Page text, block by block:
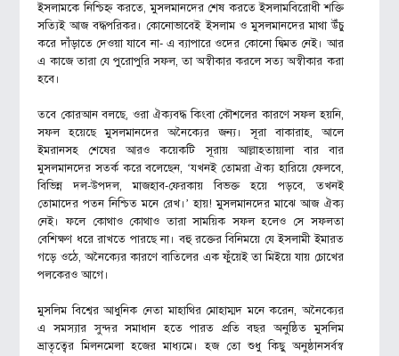
ইসলামকে নিশ্চিহ্ন করতে, মুসলমানদের শেষ করতে ইসলামবিরোধী শক্তি
সত্যিই আজ বদ্ধপরিকর। কোনোভাবেই ইসলাম ও মুসলমানদের মাথা উঁচু
করে দাঁড়াতে দেওয়া যাবে না- এ ব্যাপারে ওদের কোনো দ্বিমত নেই। আর
এ কাজে তারা যে পুরোপুরি সফল, তা অস্বীকার করলে সত্য অস্বীকার করা
হবে।
তবে কোরআন বলছে, ওরা ঐক্যবদ্ধ কিংবা কৌশলের কারণে সফল হয়নি,
সফল হয়েছে মুসলমানদের অনৈক্যের জন্য। সূরা বাকারাহ, আলে
ইমরানসহ শেষের আরও কয়েকটি সূরায় আল্লাহতায়ালা বার বার
মুসলমানদের সতর্ক করে বলেছেন, ‘যখনই তোমরা ঐক্য হারিয়ে ফেলবে,
বিভিন্ন দল-উপদল, মাজহাব-ফেরকায় বিভক্ত হয়ে পড়বে, তখনই
তোমাদের পতন নিশ্চিত মনে রেখ।’ হায়! মুসলমানদের মাঝে আজ ঐক্য
নেই। ফলে কোথাও কোথাও তারা সাময়িক সফল হলেও সে সফলতা
বেশিক্ষণ ধরে রাখতে পারছে না। বহু রক্তের বিনিময়ে যে ইসলামী ইমারত
গড়ে ওঠে, অনৈক্যের কারণে বাতিলের এক ফুঁয়েই তা মিইয়ে যায় চোখের
পলকেরও আগে।
মুসলিম বিশ্বের আধুনিক নেতা মাহাথির মোহাম্মদ মনে করেন, অনৈক্যের
এ সমস্যার সুন্দর সমাধান হতে পারত প্রতি বছর অনুষ্ঠিত মুসলিম
ভ্রাতৃত্বের মিলনমেলা হজের মাধ্যমে। হজ তো শুধু কিছু অনুষ্ঠানসর্বস্ব